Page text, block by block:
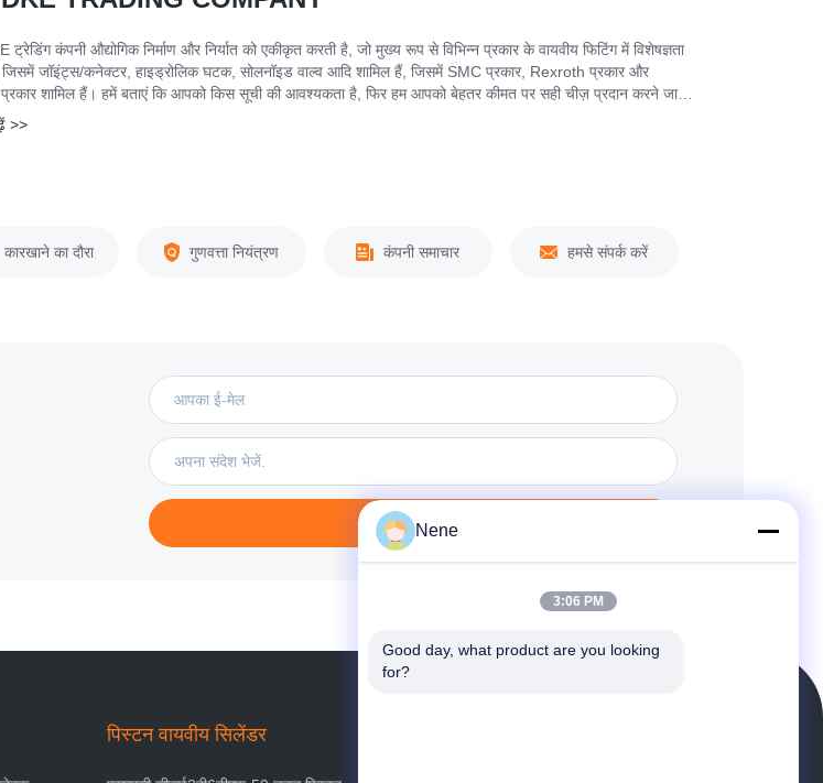
ट्रेडिंग कंपनी औद्योगिक निर्माण और निर्यात को एकीकृत करती है, जो मुख्य रूप से विभिन्न प्रकार के वायवीय फिटिंग में विशेषज्ञता
जॉइंट्स/कनेक्टर, हाइड्रोलिक घटक, सोलनॉइड वाल्व आदि शामिल हैं, जिसमें SMC प्रकार, Rexroth प्रकार और
शामिल हैं। हमें बताएं कि आपको किस सूची की आवश्यकता है, फिर हम आपको बेहतर कीमत पर सही चीज़ प्रदान करने जा रहे
शुरुआती बिंदु, उच्च गुणवत्ता, उच्च स्तर की "तीन उच्च" रणनीति और उत्कृष्ट प्रबंधन प्रणाली का पालन करते हैं, जो हमें स्थ...
>>
कारखाने का दौरा गुणवत्ता नियंत्रण कंपनी समाचार हमसे संपर्क करें
अभी संपर्क करें
पिस्टन वायवीय सिलेंडर
Nene
3:06 PM
Good day, what product are you looking
for?